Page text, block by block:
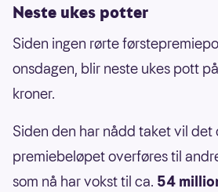
Neste ukes potter
Siden ingen rørte
onsdagen, blir neste ukes pott
kroner.
Siden den har nådd taket vil
premiebeløpet overføres til
som nå har vokst til ca. 54